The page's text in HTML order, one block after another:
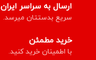
ارسال به سراسر ایران
سریع بدستتان میرسد.
خرید مطمئن
با اطمینان خرید کنید.